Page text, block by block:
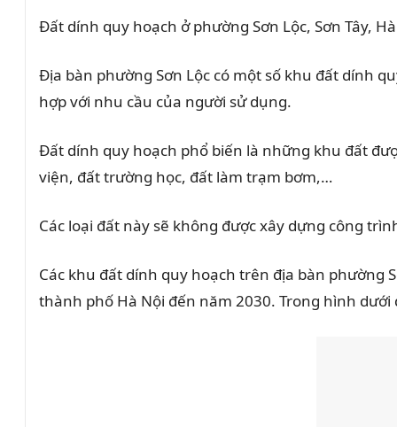
Đất dính quy hoạch ở phường Sơn Lộc, Sơn Tây,
Địa bàn phường Sơn Lộc có một số khu đất dính
hợp với nhu cầu của người sử dụng.
Đất dính quy hoạch phổ biến là những khu đất
viện, đất trường học, đất làm trạm bơm,…
Các loại đất này sẽ không được xây dựng công
Các khu đất dính quy hoạch trên địa bàn phường
thành phố Hà Nội đến năm 2030. Trong hình